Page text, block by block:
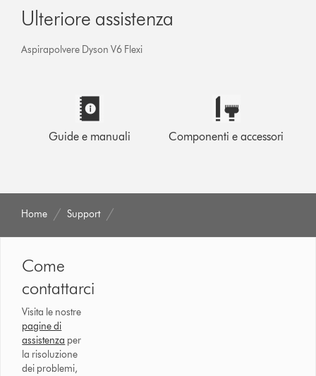
Ulteriore assistenza
Aspirapolvere Dyson V6 Flexi
Guide e manuali Componenti e accessori
Home Support
Come
contattarci
Visita le nostre
pagine di
assistenza per
la risoluzione
dei problemi,